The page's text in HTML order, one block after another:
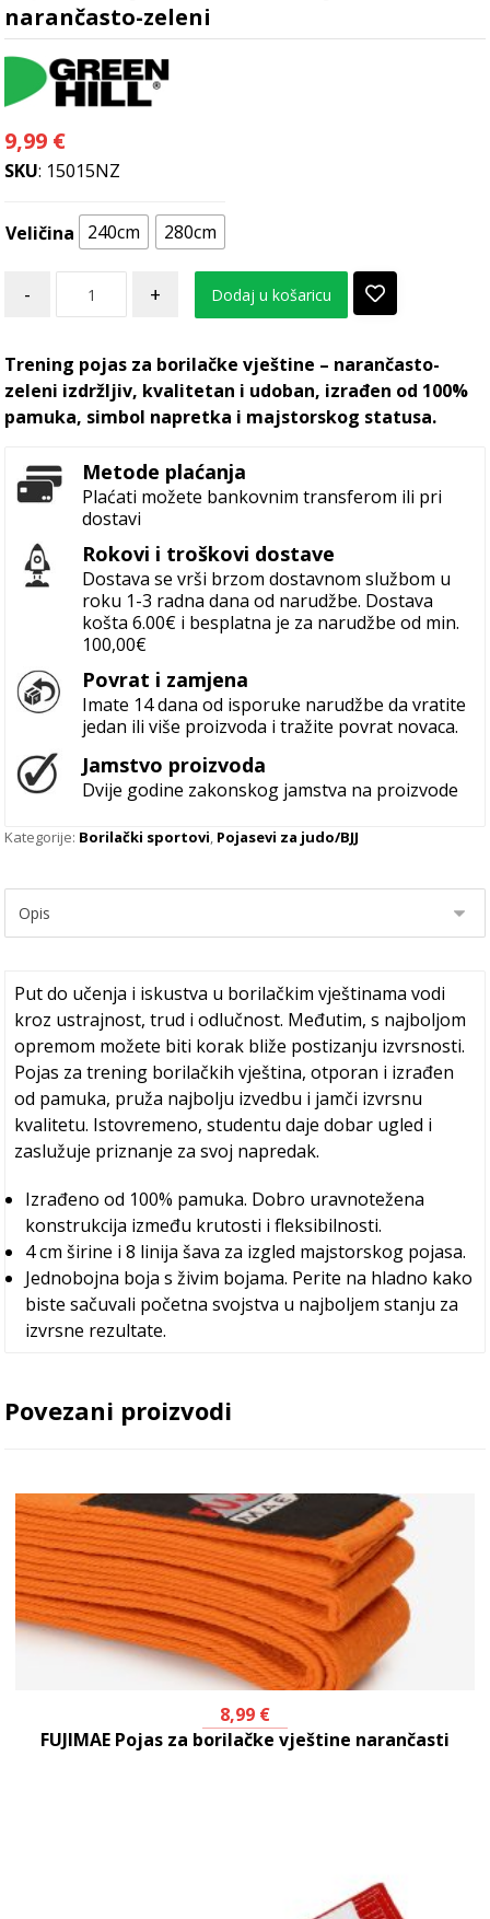
narančasto-zeleni
9,99 €
SKU: 15015NZ
Veličina 240cm 280cm
- + Dodaj u košaricu
Trening pojas za borilačke vještine – narančasto-
zeleni izdržljiv, kvalitetan i udoban, izrađen od 100%
pamuka, simbol napretka i majstorskog statusa.
Metode plaćanja
Plaćati možete bankovnim transferom ili pri
dostavi
Rokovi i troškovi dostave
Dostava se vrši brzom dostavnom službom u
roku 1-3 radna dana od narudžbe. Dostava
košta 6.00€ i besplatna je za narudžbe od min.
100,00€
Povrat i zamjena
Imate 14 dana od isporuke narudžbe da vratite
jedan ili više proizvoda i tražite povrat novaca.
Jamstvo proizvoda
Dvije godine zakonskog jamstva na proizvode
Kategorije: Borilački sportovi, Pojasevi za judo/BJJ
Put do učenja i iskustva u borilačkim vještinama vodi
kroz ustrajnost, trud i odlučnost. Međutim, s najboljom
opremom možete biti korak bliže postizanju izvrsnosti.
Pojas za trening borilačkih vještina, otporan i izrađen
od pamuka, pruža najbolju izvedbu i jamči izvrsnu
kvalitetu. Istovremeno, studentu daje dobar ugled i
zaslužuje priznanje za svoj napredak.
Izrađeno od 100% pamuka. Dobro uravnotežena
konstrukcija između krutosti i fleksibilnosti.
4 cm širine i 8 linija šava za izgled majstorskog pojasa.
Jednobojna boja s živim bojama. Perite na hladno kako
biste sačuvali početna svojstva u najboljem stanju za
izvrsne rezultate.
Povezani proizvodi
8,99 €
FUJIMAE Pojas za borilačke vještine narančasti